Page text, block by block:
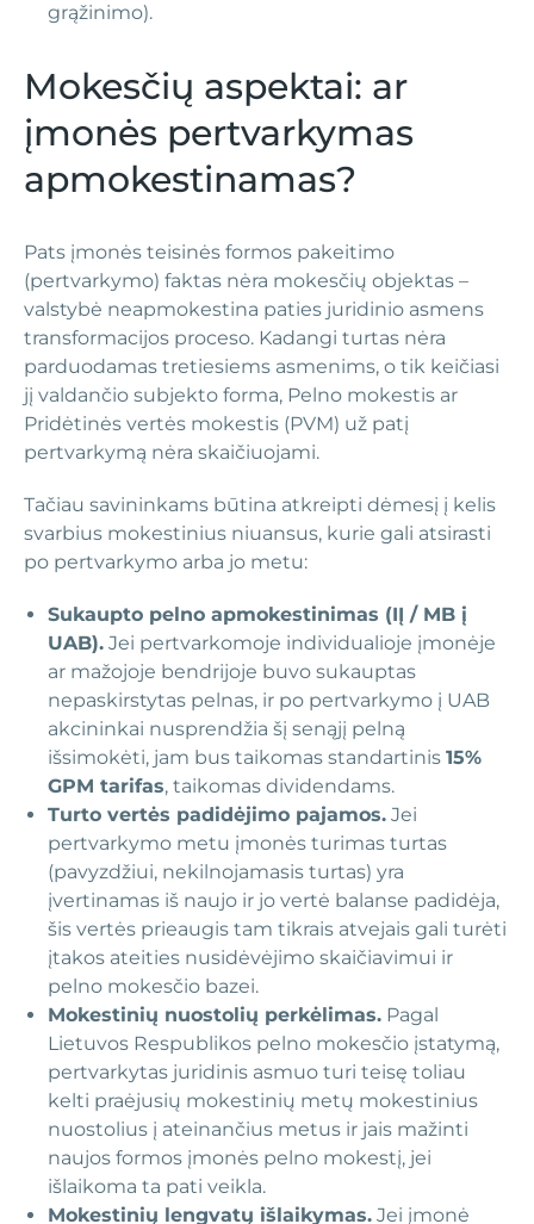
grąžinimo).
Mokesčių aspektai: ar
įmonės pertvarkymas
apmokestinamas?
Pats įmonės teisinės formos pakeitimo
(pertvarkymo) faktas nėra mokesčių objektas –
valstybė neapmokestina paties juridinio asmens
transformacijos proceso. Kadangi turtas nėra
parduodamas tretiesiems asmenims, o tik keičiasi
jį valdančio subjekto forma, Pelno mokestis ar
Pridėtinės vertės mokestis (PVM) už patį
pertvarkymą nėra skaičiuojami.
Tačiau savininkams būtina atkreipti dėmesį į kelis
svarbius mokestinius niuansus, kurie gali atsirasti
po pertvarkymo arba jo metu:
Sukaupto pelno apmokestinimas (IĮ / MB į
UAB). Jei pertvarkomoje individualioje įmonėje
ar mažojoje bendrijoje buvo sukauptas
nepaskirstytas pelnas, ir po pertvarkymo į UAB
akcininkai nusprendžia šį senąjį pelną
išsimokėti, jam bus taikomas standartinis 15%
GPM tarifas, taikomas dividendams.
Turto vertės padidėjimo pajamos. Jei
pertvarkymo metu įmonės turimas turtas
(pavyzdžiui, nekilnojamasis turtas) yra
įvertinamas iš naujo ir jo vertė balanse padidėja,
šis vertės prieaugis tam tikrais atvejais gali turėti
įtakos ateities nusidėvėjimo skaičiavimui ir
pelno mokesčio bazei.
Mokestinių nuostolių perkėlimas. Pagal
Lietuvos Respublikos pelno mokesčio įstatymą,
pertvarkytas juridinis asmuo turi teisę toliau
kelti praėjusių mokestinių metų mokestinius
nuostolius į ateinančius metus ir jais mažinti
naujos formos įmonės pelno mokestį, jei
išlaikoma ta pati veikla.
Mokestinių lengvatų išlaikymas. Jei įmonė